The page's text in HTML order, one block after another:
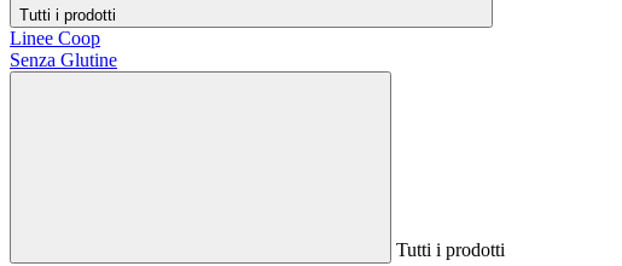
Tutti i prodotti
Linee Coop
Senza Glutine
Tutti i prodotti